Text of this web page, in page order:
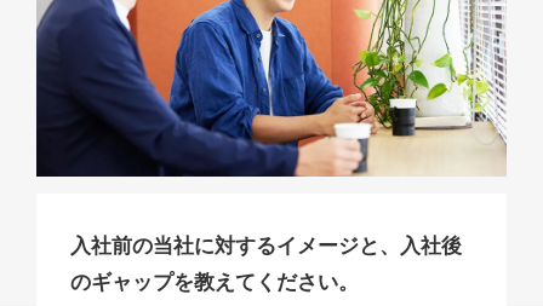
入社前の当社に対するイメージと、入社後
のギャップを教えてください。